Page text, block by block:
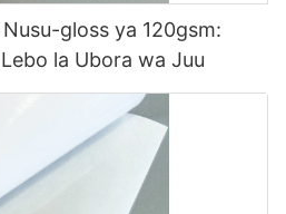
gloss ya 120gsm:
la Ubora wa Juu